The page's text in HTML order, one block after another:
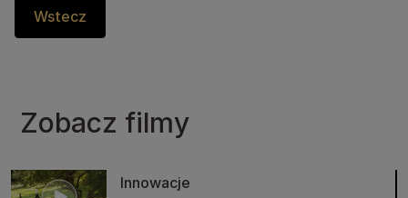
Wstecz
Zobacz filmy
Innowacje